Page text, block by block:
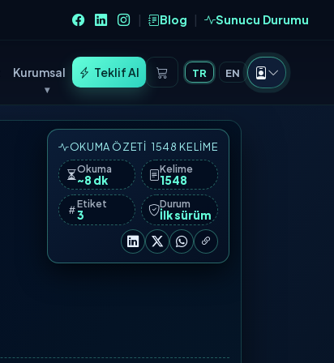
Blog Sunucu Durumu
Kurumsal Teklif Al TR EN
OKUMA ÖZETI 1548 KELIME
Okuma
~8 dk
Kelime
1548
Etiket
3
Durum
İlk sürüm